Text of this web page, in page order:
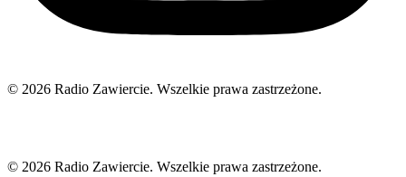
© 2026 Radio Zawiercie. Wszelkie prawa zastrzeżone.
© 2026 Radio Zawiercie. Wszelkie prawa zastrzeżone.